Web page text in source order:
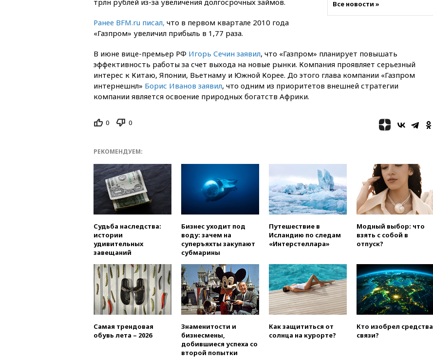
Венгрии
16:16Беспилотник взорвался
вблизи газопровода в
Болгарии
15:25При атаке БПЛА в
В Аргентине умер отец
футболиста Лионеля Месси
Генпрокурором США
стал Тодд Бланш
13:37
Пляжи Геленджика
закрыты из-за опасности БПЛА
13:03
Испания ввела
погранконтроль для
итальянских туристов
Возгорание на Ильском
потушили
11:47
Суд оставил под
арестом Rolls-Royce блогера
Лерчек
11:07
При столкновении
катера и лодки под Самарой
погибли два человека
Все новости »
Ранее BFM.ru писал, что в первом квартале 2010 года
«Газпром» увеличил прибыль в 1,77 раза.
В июне вице-премьер РФ Игорь Сечин заявил, что «Газпром» планирует повышать
эффективность работы за счет выхода на новые рынки. Компания проявляет серьезный
интерес к Китаю, Японии, Вьетнаму и Южной Корее. До этого глава компании «Газпром
интернешнл» Борис Иванов заявил, что одним из приоритетов внешней стратегии
компании является освоение природных богатств Африки.
0 0
РЕКОМЕНДУЕМ:
Судьба наследства:
истории
удивительных
завещаний
Бизнес уходит под
воду: зачем на
суперъяхты закупают
субмарины
Путешествие в
Исландию по следам
«Интерстеллара»
Модный выбор: что
взять с собой в
отпуск?
Самая трендовая
обувь лета – 2026
Знаменитости и
бизнесмены,
добившиеся успеха со
второй попытки
Как защититься от
солнца на курорте?
Кто изобрел средства
связи?